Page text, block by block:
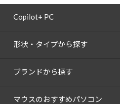
Copilot+ PC
形状・タイプから探す
ブランドから探す
マウスのおすすめパソコン